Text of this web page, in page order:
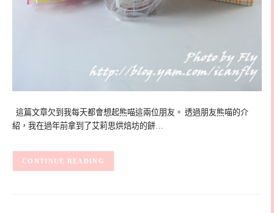
這篇文章欠到我每天都會想起熊喵這兩位朋友。 透過朋友熊喵的介
紹，我在過年前拿到了艾莉思烘焙坊的餅…
CONTINUE READING